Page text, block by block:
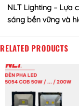
NLT Lighting – Lựa
sáng bền vững và
RELATED PRODUCTS
Add to